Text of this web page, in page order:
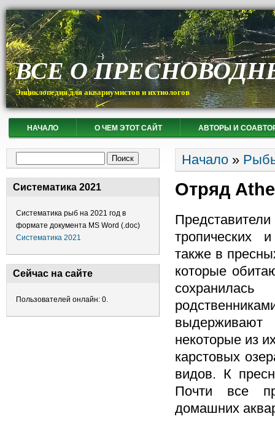
ВСЕ О
Энциклопедия для аквариумистов и ихтиологов
НАЧАЛО О ЧЕМ ЭТОТ САЙТ АВТОРЫ И
Систематика 2021
Систематика рыб на 2021 год в
формате документа MS Word (.doc)
Систематика 2021
Сейчас на сайте
Пользователей онлайн: 0.
Вы здесь
Начало »
Отряд
тропических
также в
которые
некоторые из
карстовых
видов. К
Почти все
домашних